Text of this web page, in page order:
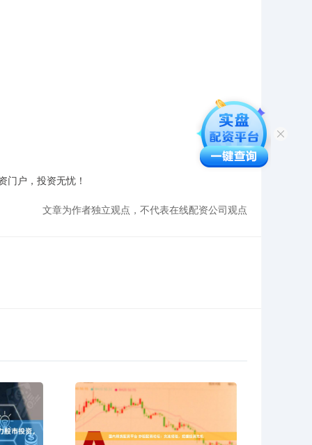
门户，投资无忧！
文章为作者独立观点，不代表在线配资公司观点